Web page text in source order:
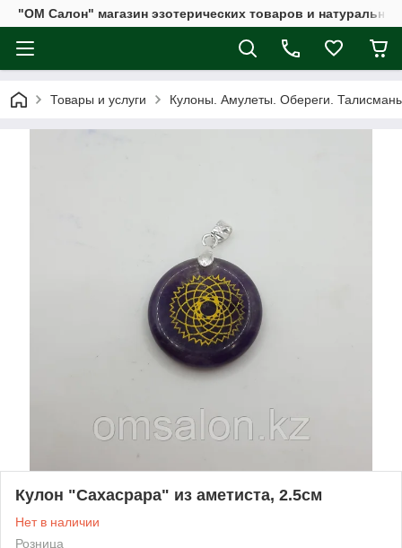
"ОМ Салон" магазин эзотерических товаров и
Товары и услуги Кулоны. Амулеты. Обереги.
Кулон "Сахасрара" из аметиста, 2.5см
Нет в наличии
Розница